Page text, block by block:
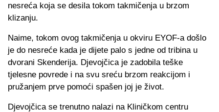
nesreća koja se desila tokom takmičenja u brzom
klizanju.
Naime, tokom ovog takmičenja u okviru EYOF-a došlo
je do nesreće kada je dijete palo s jedne od tribina u
dvorani Skenderija. Djevojčica je zadobila teške
tjelesne povrede i na svu sreću brzom reakcijom i
pružanjem prve pomoći spašen joj je život.
Djevojčica se trenutno nalazi na Kliničkom centru